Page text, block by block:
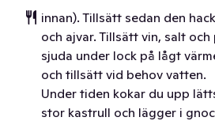
innan). Tillsätt sedan den
och ajvar. Tillsätt vin, salt
sjuda under lock på lågt
och tillsätt vid behov vatten.
Under tiden kokar du upp
stor kastrull och lägger i